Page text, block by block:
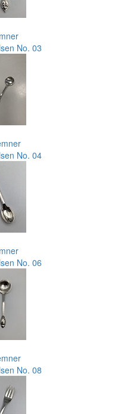
No. 03
No. 04
No. 06
No. 08